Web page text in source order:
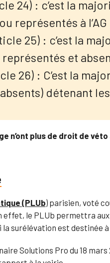
24) : c’est la
représentés à l’AG
25) : c’est la
et
26) : C’est la
détenant
n’ont plus de droit de véto
(PLUb)parisien, voté
effet, le PLUb permettra
la surélévation est destinée à
Solutions Pro du 18